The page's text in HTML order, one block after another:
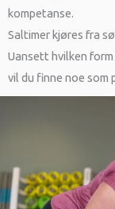
kompetanse.
Saltimer kjøres fra
Uansett hvilken
vil du finne noe som